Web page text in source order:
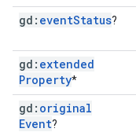
gd: eventStatus?
gd: extended
Property*
gd: original
Event?